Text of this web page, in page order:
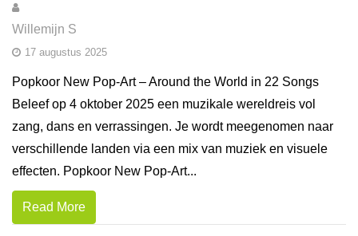
Willemijn S
17 augustus 2025
Popkoor New Pop-Art – Around the World in 22 Songs
Beleef op 4 oktober 2025 een muzikale wereldreis vol
zang, dans en verrassingen. Je wordt meegenomen naar
verschillende landen via een mix van muziek en visuele
effecten. Popkoor New Pop-Art...
Read More